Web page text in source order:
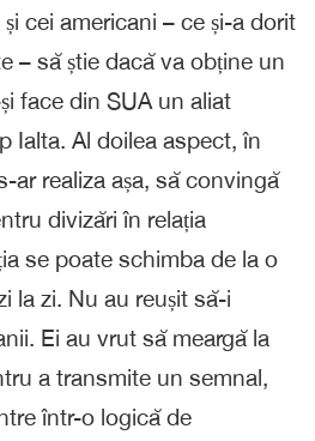
cei americani – ce și-a dorit
– să știe dacă va obține un
face din SUA un aliat
Ialta. Al doilea aspect, în
ar realiza așa, să convingă
divizări în relația
se poate schimba de la o
la zi. Nu au reușit să-i
Ei au vrut să meargă la
a transmite un semnal,
într-o logică de